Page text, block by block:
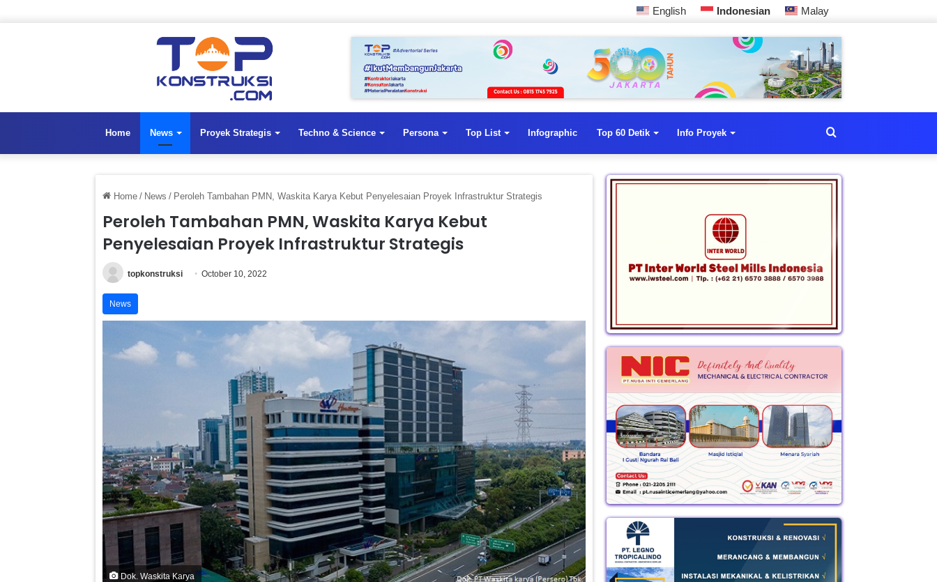
English Indonesian Malay
Home News Proyek Strategis Techno & Science Persona Top List Infographic Top 60 Detik Info Proyek
Home / News / Peroleh Tambahan PMN, Waskita Karya Kebut Penyelesaian Proyek Infrastruktur Strategis
Peroleh Tambahan PMN, Waskita Karya Kebut
Penyelesaian Proyek Infrastruktur Strategis
topkonstruksi October 10, 2022
News
Dok. Waskita Karya